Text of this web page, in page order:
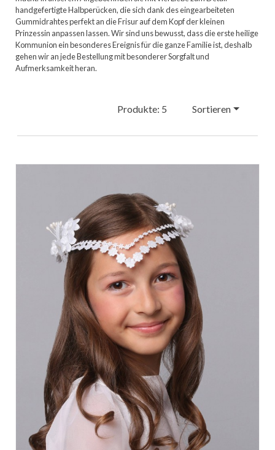
handgefertigte Halbperücken, die sich dank des eingearbeiteten
Gummidrahtes perfekt an die Frisur auf dem Kopf der kleinen
Prinzessin anpassen lassen. Wir sind uns bewusst, dass die erste heilige
Kommunion ein besonderes Ereignis für die ganze Familie ist, deshalb
gehen wir an jede Bestellung mit besonderer Sorgfalt und
Aufmerksamkeit heran.
Produkte: 5 Sortieren